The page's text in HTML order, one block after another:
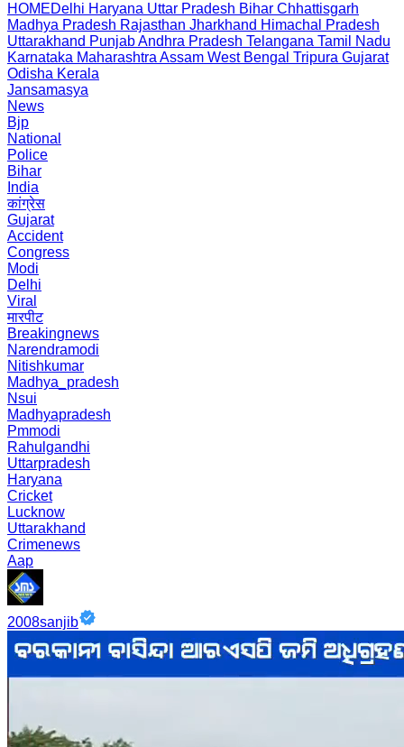
HOMEDelhi Haryana Uttar Pradesh Bihar Chhattisgarh
Madhya Pradesh Rajasthan Jharkhand Himachal Pradesh
Uttarakhand PunjabAndhra Pradesh Telangana Tamil Nadu
Karnataka Maharashtra Assam West Bengal Tripura Gujarat
Odisha Kerala
Jansamasya
News
Bjp
National
Police
Bihar
India
कांग्रेस
Gujarat
Accident
Congress
Modi
Delhi
Viral
मारपीट
Breakingnews
Narendramodi
Nitishkumar
Madhya_pradesh
Nsui
Madhyapradesh
Pmmodi
Rahulgandhi
Uttarpradesh
Haryana
Cricket
Lucknow
Uttarakhand
Crimenews
Aap
2008sanjib